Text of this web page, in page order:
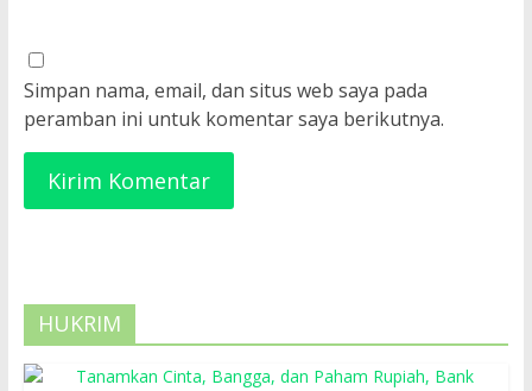
Simpan nama, email, dan situs web saya pada
peramban ini untuk komentar saya berikutnya.
HUKRIM